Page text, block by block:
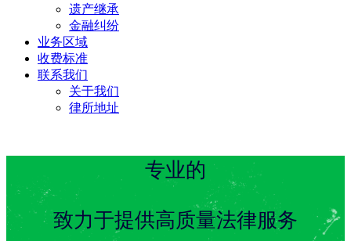
遗产继承
金融纠纷
业务区域
收费标准
联系我们
关于我们
律所地址
专业的
致力于提供高质量法律服务